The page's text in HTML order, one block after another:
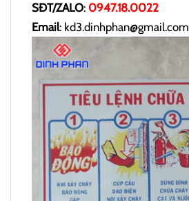
SĐT/ZALO: 0947.18.0022
Email: kd3.dinhphan@gmail.com